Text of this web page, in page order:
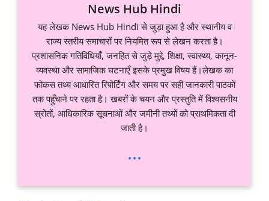
News Hub Hindi
यह लेखक News Hub Hindi से जुड़ा हुआ है और स्थानीय व
राज्य स्तरीय समाचारों पर नियमित रूप से लेखन करता है।
प्रशासनिक गतिविधियाँ, जनहित से जुड़े मुद्दे, शिक्षा, स्वास्थ्य, कानून-
व्यवस्था और सामाजिक घटनाएँ इसके प्रमुख विषय हैं।लेखक का
फोकस तथ्य आधारित रिपोर्टिंग और समय पर सही जानकारी पाठकों
तक पहुँचाने पर रहता है। खबरों के चयन और प्रस्तुति में विश्वसनीय
स्रोतों, आधिकारिक सूचनाओं और जमीनी तथ्यों को प्राथमिकता दी
जाती है।
...